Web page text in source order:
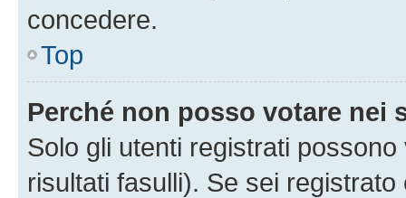
concedere.
Top
Perché non posso votare nei
Solo gli utenti registrati
risultati fasulli). Se sei